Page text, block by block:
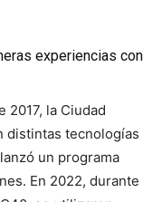
experiencias con
2017, la Ciudad
distintas tecnologías
un programa
En 2022, durante